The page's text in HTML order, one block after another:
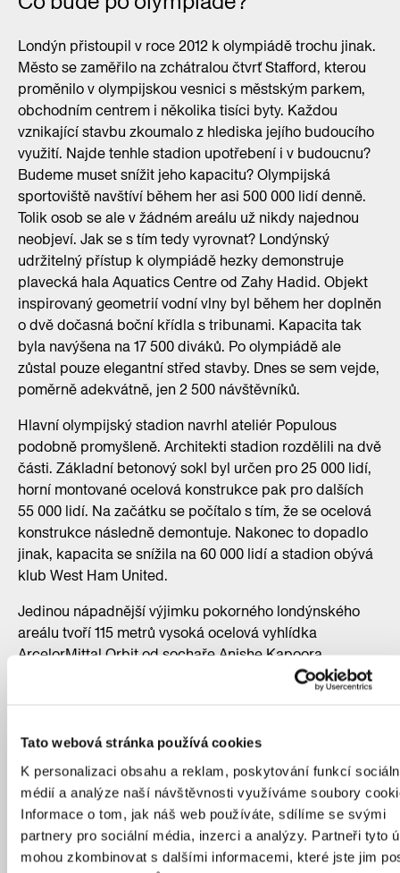
Tato webová stránka používá cookies
K personalizaci obsahu a reklam, poskytování funkcí
médií a analýze naší návštěvnosti využíváme soubory
Informace o tom, jak náš web používáte, sdílíme se svými
partnery pro sociální média, inzerci a analýzy. Partneři tyto
mohou zkombinovat s dalšími informacemi, které jste jim
Londýn přistoupil v roce 2012 k olympiádě trochu jinak.
Město se zaměřilo na zchátralou čtvrť Stafford, kterou
proměnilo v olympijskou vesnici s městským parkem,
obchodním centrem i několika tisíci byty. Každou
vznikající stavbu zkoumalo z hlediska jejího budoucího
využití. Najde tenhle stadion upotřebení i v budoucnu?
Budeme muset snížit jeho kapacitu? Olympijská
sportoviště navštíví během her asi 500 000 lidí denně.
Tolik osob se ale v žádném areálu už nikdy najednou
neobjeví. Jak se s tím tedy vyrovnat? Londýnský
udržitelný přístup k olympiádě hezky demonstruje
plavecká hala Aquatics Centre od Zahy Hadid. Objekt
inspirovaný geometrií vodní vlny byl během her doplněn
o dvě dočasná boční křídla s tribunami. Kapacita tak
byla navýšena na 17 500 diváků. Po olympiádě ale
zůstal pouze elegantní střed stavby. Dnes se sem vejde,
poměrně adekvátně, jen 2 500 návštěvníků.
Hlavní olympijský stadion navrhl ateliér Populous
podobně promyšleně. Architekti stadion rozdělili na dvě
části. Základní betonový sokl byl určen pro 25 000 lidí,
horní montované ocelová konstrukce pak pro dalších
55 000 lidí. Na začátku se počítalo s tím, že se ocelová
konstrukce následně demontuje. Nakonec to dopadlo
jinak, kapacita se snížila na 60 000 lidí a stadion obývá
klub West Ham United.
Jedinou nápadnější výjimku pokorného londýnského
areálu tvoří 115 metrů vysoká ocelová vyhlídka
ArcelorMittal Orbit od sochaře Anishe Kapoora
a inženýra Cecila Balmonda, postavená na přání
tehdejšího primátora města Borise Johnsona. I ta ale
tipy od Adama Gebriana najdete zde